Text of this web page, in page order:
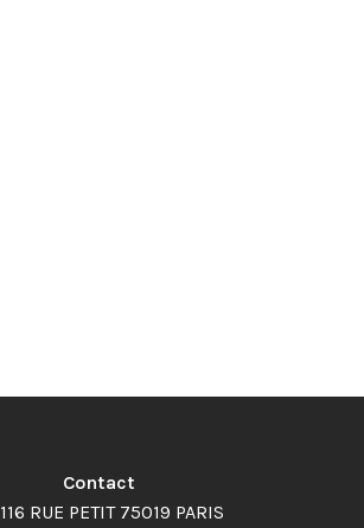
Contact
116 RUE PETIT 75019 PARIS